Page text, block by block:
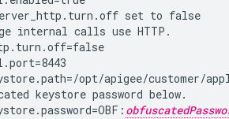
internal calls use HTTP.
opt/apigee/customer/
keystore password below.